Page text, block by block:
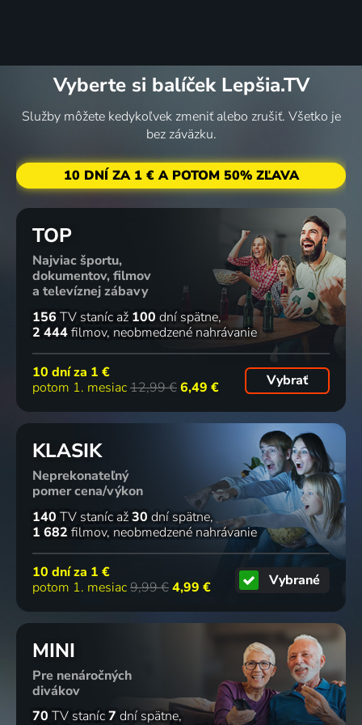
2011 | Varenie
jinak
2011 | Varenie
Pečeně
gentlemany
2011 | Varenie
2011 | Varenie
Kuchaři a
trampové
Vyberte si balíček Lepšia.TV
Služby môžete kedykoľvek zmeniť alebo zrušiť. Všetko je
bez záväzku.
10 DNÍ ZA 1 € A POTOM 50% ZĽAVA
TOP
Najviac športu,
dokumentov, filmov
a televíznej zábavy
156 TV staníc až 100 dní spätne
2 444filmov neobmedzené nahrávanie
10 dní za 1 €
potom 1. mesiac12,99 €6,49 € Vybrať
KLASIK
Neprekonateľný
pomer cena/výkon
140 TV staníc až30 dní spätne
1 682 filmov neobmedzené nahrávanie
10 dní za 1 €
potom 1. mesiac9,99 €4,99 € Vybrané
MINI
Pre nenáročných
divákov
70 TV staníc7 dní spätne